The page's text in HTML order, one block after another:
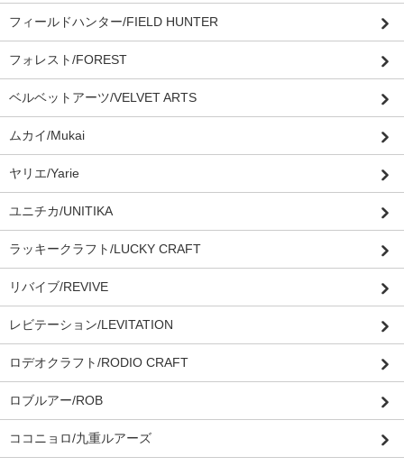
フィールドハンター/FIELD HUNTER
フォレスト/FOREST
ベルベットアーツ/VELVET ARTS
ムカイ/Mukai
ヤリエ/Yarie
ユニチカ/UNITIKA
ラッキークラフト/LUCKY CRAFT
リバイブ/REVIVE
レビテーション/LEVITATION
ロデオクラフト/RODIO CRAFT
ロブルアー/ROB
ココニョロ/九重ルアーズ